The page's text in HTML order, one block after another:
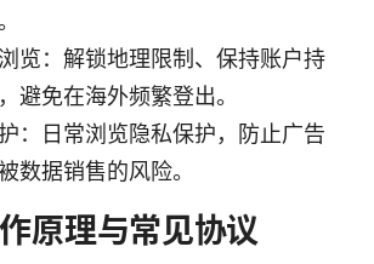
览：解锁地理限制、保持账户持
避免在海外频繁登出。
：日常浏览隐私保护，防止广告
数据销售的风险。
原理与常见协议